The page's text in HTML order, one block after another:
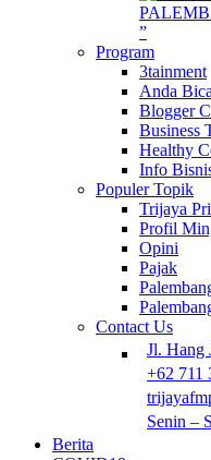
”
Program
3tainment
Anda
Blogger
Business
Healthy
Info
Populer Topik
Trijaya
Profil
Opini
Pajak
Contact Us
Jl. Hang
+62 711
Senin –
Berita